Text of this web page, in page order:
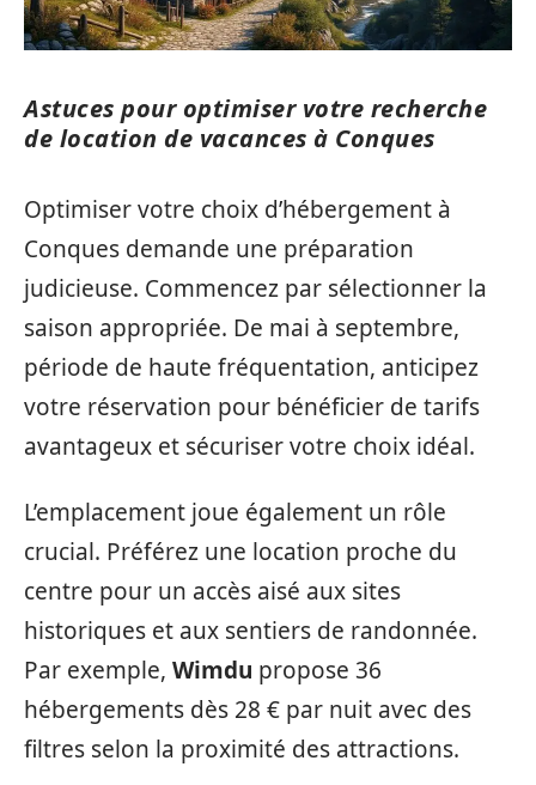
Astuces pour optimiser votre recherche
de location de vacances à Conques
Optimiser votre choix d’hébergement à
Conques demande une préparation
judicieuse. Commencez par sélectionner la
saison appropriée. De mai à septembre,
période de haute fréquentation, anticipez
votre réservation pour bénéficier de tarifs
avantageux et sécuriser votre choix idéal.
L’emplacement joue également un rôle
crucial. Préférez une location proche du
centre pour un accès aisé aux sites
historiques et aux sentiers de randonnée.
Par exemple, Wimdu propose 36
hébergements dès 28 € par nuit avec des
filtres selon la proximité des attractions.